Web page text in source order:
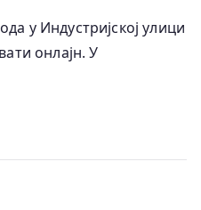
у Индустријској улици
онлајн. У